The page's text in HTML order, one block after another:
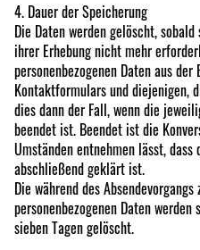
4. Dauer der Speicherung
Die Daten werden gelöscht,
ihrer Erhebung nicht mehr
personenbezogenen Daten aus der
Kontaktformulars und diejenigen,
dies dann der Fall, wenn die
beendet ist. Beendet ist die
Umständen entnehmen lässt,
abschließend geklärt ist.
Die während des
personenbezogenen Daten
sieben Tagen gelöscht.